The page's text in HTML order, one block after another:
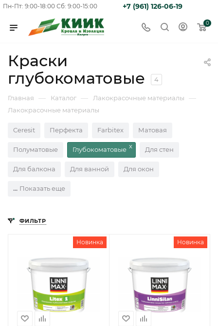
Пн-Пт: 9:00-18:00 Сб: 9:00-15:00 +7 (961) 126-06-19
0
Краски
глубокоматовые
4
Главная — Каталог — Лакокрасочные материалы —
Лакокрасочные материалы
Ceresit Перфекта Farbitex Матовая
Полуматовые Глубокоматовые Для стен
Для балкона Для ванной Для окон
Показать еще
ФИЛЬТР
Новинка Новинка